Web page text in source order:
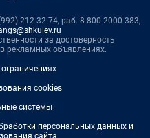
212-32-74, раб. 8 800 2000-383,
за достоверность
рекламных объявлениях.
cookies
системы
персональных данных и
сайта